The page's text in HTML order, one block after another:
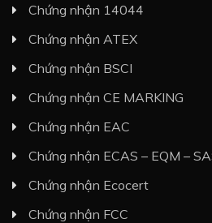
Chứng nhận 14044
Chứng nhận ATEX
Chứng nhận BSCI
Chứng nhận CE MARKING
Chứng nhận EAC
Chứng nhận ECAS – EQM –
Chứng nhận Ecocert
Chứng nhận FCC